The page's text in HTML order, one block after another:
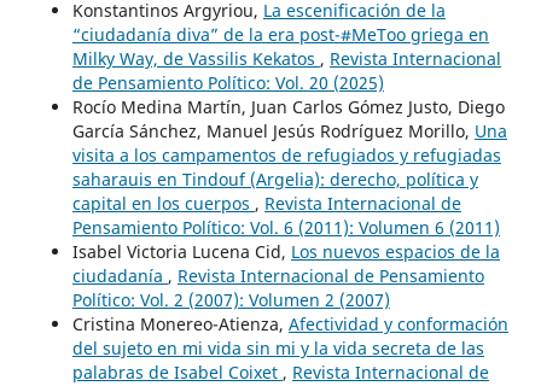
Konstantinos Argyriou, La escenificación de la
“ciudadanía diva” de la era post-#MeToo griega en
Milky Way, de Vassilis Kekatos , Revista Internacional
de Pensamiento Político: Vol. 20 (2025)
Rocío Medina Martín, Juan Carlos Gómez Justo, Diego
García Sánchez, Manuel Jesús Rodríguez Morillo, Una
visita a los campamentos de refugiados y refugiadas
saharauis en Tindouf (Argelia): derecho, política y
capital en los cuerpos , Revista Internacional de
Pensamiento Político: Vol. 6 (2011): Volumen 6 (2011)
Isabel Victoria Lucena Cid, Los nuevos espacios de la
ciudadanía , Revista Internacional de Pensamiento
Político: Vol. 2 (2007): Volumen 2 (2007)
Cristina Monereo-Atienza, Afectividad y conformación
del sujeto en mi vida sin mi y la vida secreta de las
palabras de Isabel Coixet , Revista Internacional de